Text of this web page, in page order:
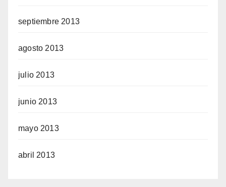
septiembre 2013
agosto 2013
julio 2013
junio 2013
mayo 2013
abril 2013